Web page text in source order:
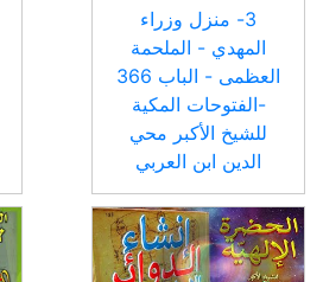
3- منزل وزراء
المهدي - الملحمة
العظمى - الباب 366
-الفتوحات المكية
للشيخ الأكبر محي
الدين ابن العربي